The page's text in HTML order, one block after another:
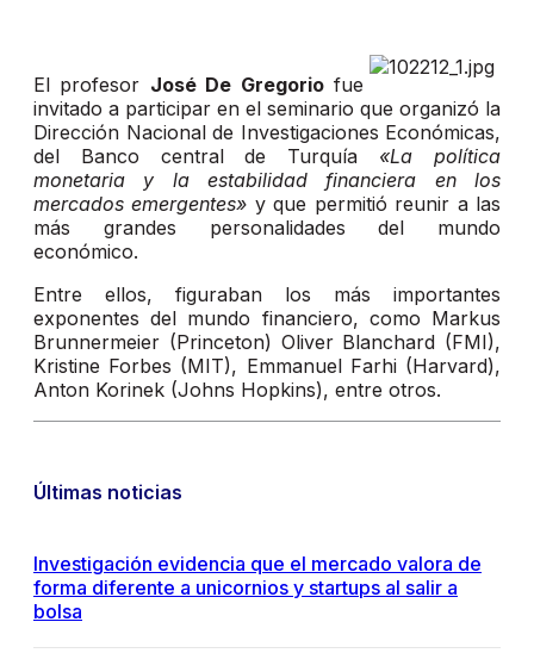
El profesor José De Gregoriofue
invitado a participar en el seminario que organizó la
Dirección Nacional de Investigaciones Económicas,
del Banco central de Turquía «La política
monetaria y la estabilidad financiera en los
mercados emergentes» y que permitió reunir a las
más grandes personalidades del mundo
económico.
Entre ellos, figuraban los más importantes
exponentes del mundo financiero, como Markus
Brunnermeier (Princeton) Oliver Blanchard (FMI),
Kristine Forbes (MIT), Emmanuel Farhi (Harvard),
Anton Korinek (Johns Hopkins), entre otros.
Últimas noticias
Investigación evidencia que el mercado valora de
forma diferente a unicornios y startups al salir a
bolsa